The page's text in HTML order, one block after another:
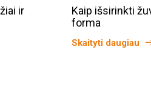
ir
Kaip išsirinkti
forma
Skaityti daugiau